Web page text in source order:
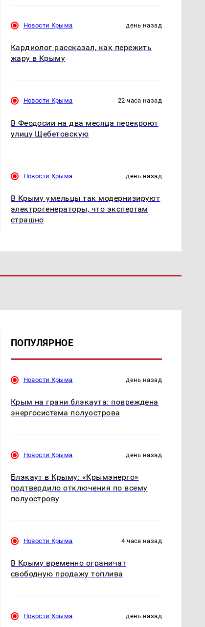
готовую еду из
жестокое убийство
Новости Крыма день назад
Кардиолог рассказал, как пережить
жару в Крыму
Новости Крыма 22 часа назад
В Феодосии на два месяца перекроют
улицу Щебетовскую
Новости Крыма день назад
В Крыму умельцы так модернизируют
электрогенераторы, что экспертам
страшно
ПОПУЛЯРНОЕ
Новости Крыма день назад
Крым на грани блэкаута: повреждена
энергосистема полуострова
Новости Крыма день назад
Блэкаут в Крыму: «Крымэнерго»
подтвердило отключения по всему
полуострову
Новости Крыма 4 часа назад
В Крыму временно ограничат
свободную продажу топлива
Новости Крыма день назад